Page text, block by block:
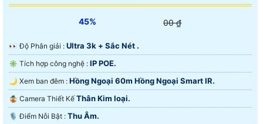
45% 00 ₫
️👀 Độ Phân giải : Ultra 3k + Sắc Nét .
✳️ Tích hợp công nghệ : IP POE.
🌙 Xem ban đêm : Hồng Ngoại 60m Hồng Ngoại Smart IR.
🤹 Camera Thiết Kế Thân Kim loại.
️🎙 Điểm Nỗi Bật : Thu Âm.